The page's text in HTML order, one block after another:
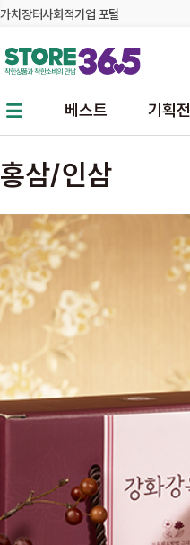
본문 바로가기 주메뉴 바로가기
가치장터사회적기업 포털
베스트 기획전
홍삼/인삼